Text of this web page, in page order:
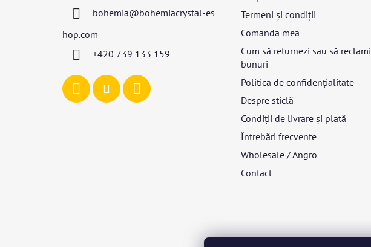
bohemia@bohemiacrystal-es
hop.com
+420 739 133 159
Termeni și condiții
Comanda mea
Cum să returnezi sau să reclami
bunuri
Politica de confidențialitate
Despre sticlă
Condiții de livrare și plată
Întrebări frecvente
Wholesale / Angro
Contact